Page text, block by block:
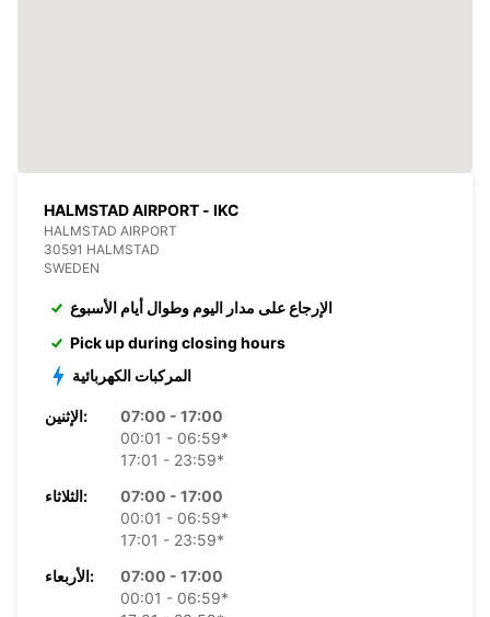
HALMSTAD AIRPORT - IKC
HALMSTAD AIRPORT
30591 HALMSTAD
SWEDEN
الإرجاع على مدار اليوم وطوال أيام الأسبوع
Pick up during closing hours
المركبات الكهربائية
الإثنين:
07:00 - 17:00
00:01 - 06:59*
17:01 - 23:59*
الثلاثاء:
07:00 - 17:00
00:01 - 06:59*
17:01 - 23:59*
الأربعاء:
07:00 - 17:00
00:01 - 06:59*